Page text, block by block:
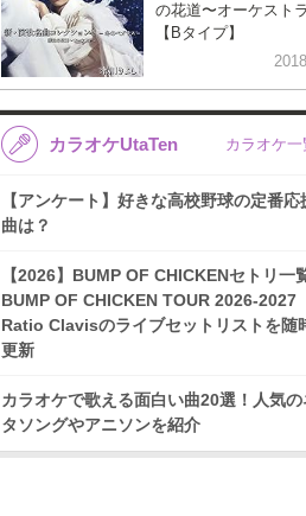
の花道〜オーケストラ
【Bタイプ】
カラオケUtaTen カラオケ一
【アンケート】好きな高校野球の定番応
曲は？
【2026】BUMP OF CHICKENセトリ一
BUMP OF CHICKEN TOUR 2026-2027
Ratio Clavisのライブセットリストを随
更新
カラオケで歌える面白い曲20選！人気の
タソングやアニソンを紹介